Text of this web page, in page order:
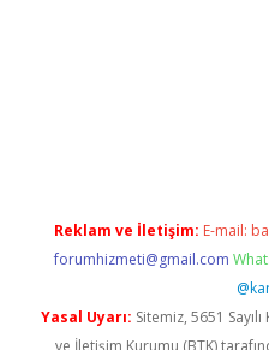
Reklam ve İletişim: E-mail:
forumhizmeti@gmail.com
Yasal Uyarı: Sitemiz, 5651
ve İletişim Kurumu (BTK)